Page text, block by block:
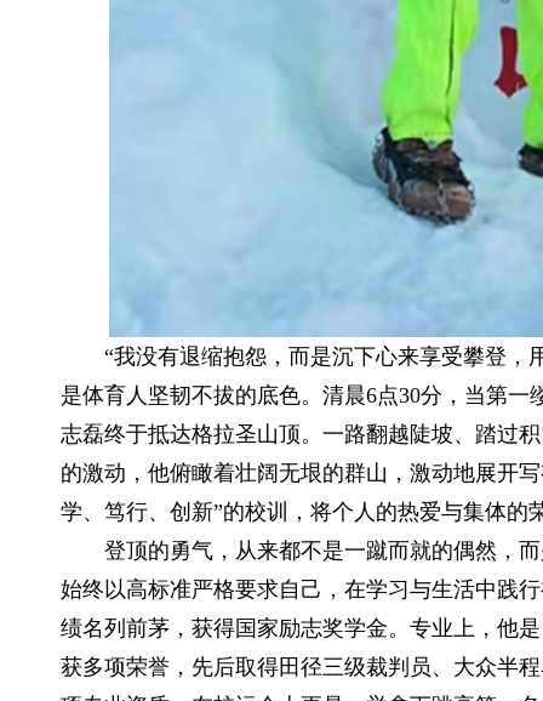
“我没有退缩抱怨，而是沉下心来享受攀登，
是体育人坚韧不拔的底色。清晨6点30分，当第
志磊终于抵达格拉圣山顶。一路翻越陡坡、踏过
的激动，他俯瞰着壮阔无垠的群山，激动地展开
学、笃行、创新”的校训，将个人的热爱与集体
登顶的勇气，从来都不是一蹴而就的偶然，而
始终以高标准严格要求自己，在学习与生活中践
绩名列前茅，获得国家励志奖学金。专业上，他
获多项荣誉，先后取得田径三级裁判员、大众半